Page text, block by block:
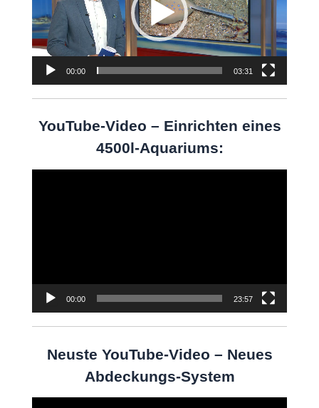
00:00 03:31
YouTube-Video – Einrichten eines
4500l-Aquariums:
00:00 23:57
Neuste YouTube-Video – Neues
Abdeckungs-System